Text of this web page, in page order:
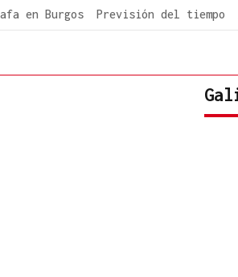
en Burgos Previsión del tiempo